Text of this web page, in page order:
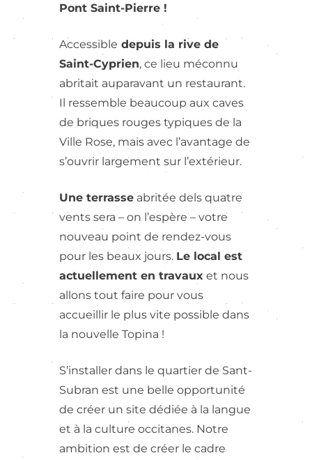
Pont Saint-Pierre !
Accessible depuis la rive de
Saint-Cyprien, ce lieu méconnu
abritait auparavant un restaurant.
Il ressemble beaucoup aux caves
de briques rouges typiques de la
Ville Rose, mais avec l’avantage de
s’ouvrir largement sur l’extérieur.
Une terrasse abritée dels quatre
vents sera – on l’espère – votre
nouveau point de rendez-vous
pour les beaux jours. Le local est
actuellement en travaux et nous
allons tout faire pour vous
accueillir le plus vite possible dans
la nouvelle Topina !
S’installer dans le quartier de Sant-
Subran est une belle opportunité
de créer un site dédiée à la langue
et à la culture occitanes. Notre
ambition est de créer le cadre